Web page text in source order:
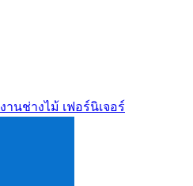
งานช่างไม้ เฟอร์นิเจอร์